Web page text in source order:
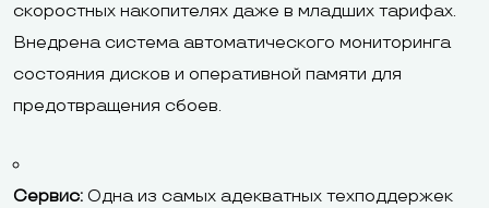
скоростных накопителях даже в младших тарифах.
Внедрена система автоматического мониторинга
состояния дисков и оперативной памяти для
предотвращения сбоев.
Сервис: Одна из самых адекватных техподдержек